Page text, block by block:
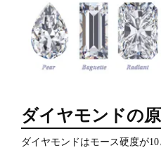
ダイヤモンドの
ダイヤモンドはモース硬度が